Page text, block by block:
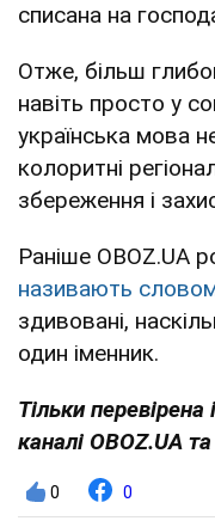
списана на
Отже, більш
навіть просто у
українська мова
колоритні
збереження і
Раніше OBOZ.UA
називають
здивовані,
один іменник.
Тільки
каналі OBOZ.UA та
0 0